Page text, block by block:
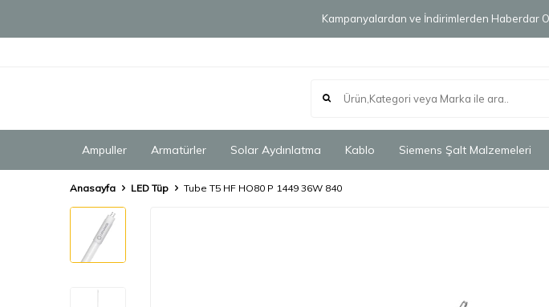
Kampanyalardan ve İndirimlerden Haberdar
Ampuller Armatürler Solar Aydınlatma Kablo Siemens Şalt Malzemeleri
Anasayfa LED Tüp Tube T5 HF HO80 P 1449 36W 840